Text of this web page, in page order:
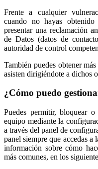
Frente a cualquier
cuando no hayas
presentar una reclamación
de Datos (datos de
autoridad de control
También puedes obtener
asisten dirigiéndote a dichos
¿Cómo puedo
Puedes permitir, bloquear
equipo mediante la
a través del panel de
panel siempre que accedas a
información sobre cómo
más comunes, en los